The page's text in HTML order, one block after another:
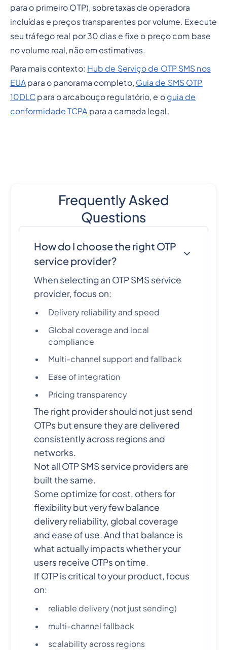
para o primeiro OTP), sobretaxas de operadora
incluídas e preços transparentes por volume. Execute
seu tráfego real por 30 dias e fixe o preço com base
no volume real, não em estimativas.
Para mais contexto: Hub de Serviço de OTP SMS nos
EUA para o panorama completo, Guia de SMS OTP
10DLC para o arcabouço regulatório, e o guia de
conformidade TCPA para a camada legal.
Frequently Asked
Questions
How do I choose the right OTP
service provider?
When selecting an OTP SMS service
provider, focus on:
Delivery reliability and speed
Global coverage and local
compliance
Multi-channel support and fallback
Ease of integration
Pricing transparency
The right provider should not just send
OTPs but ensure they are delivered
consistently across regions and
networks.
Not all OTP SMS service providers are
built the same.
Some optimize for cost, others for
flexibility but very few balance
delivery reliability, global coverage
and ease of use. And that balance is
what actually impacts whether your
users receive OTPs on time.
If OTP is critical to your product, focus
on:
reliable delivery (not just sending)
multi-channel fallback
scalability across regions